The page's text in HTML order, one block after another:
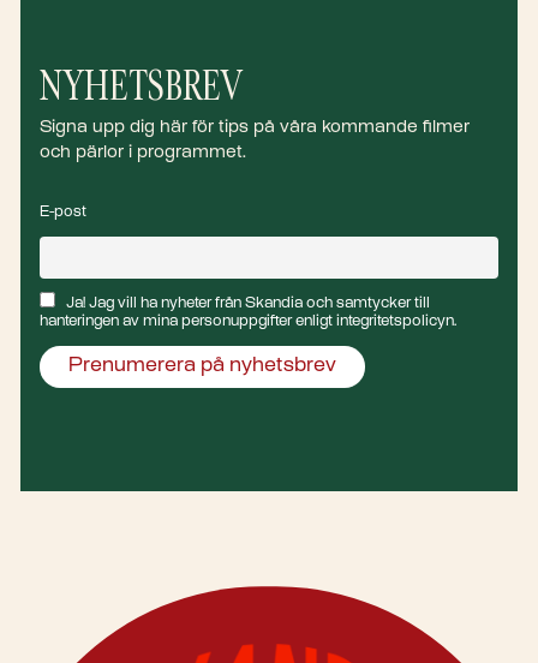
NYHETSBREV
Signa upp dig här för tips på våra kommande filmer
och pärlor i programmet.
E-post
Ja! Jag vill ha nyheter från Skandia och samtycker till
hanteringen av mina personuppgifter enligt integritetspolicyn.